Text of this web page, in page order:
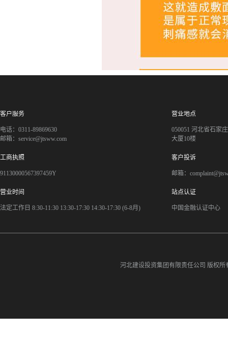
客户服务
电话：0311-89869630
邮箱：service@jtsww.com
营业地点
050051 河北省石家
大厦10楼
工商执照
91130000567397459Y
客户投诉
邮箱：
营业时间
法定工作日 8:30-11:30 13:30-17:30 14:30-17:30 (6-8月)
站点认证
中国金融认证中心
河北建设投资集团有限责任公司 版权所